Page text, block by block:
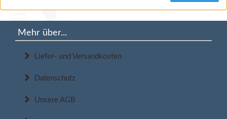
Mehr über...
Liefer- und Versandkosten
Datenschutz
Unsere AGB